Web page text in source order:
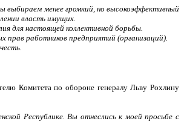
выбираем менее громкий, но высокоэффективный
власть имущих.
для настоящей коллективной борьбы.
прав работников предприятий (организаций).
Комитета по обороне генералу Льву Рохлину
Республике. Вы отнеслись к моей просьбе с